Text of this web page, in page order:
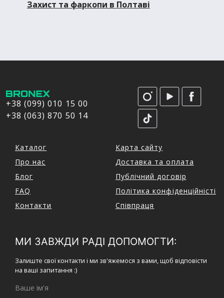
Захист та фаркопи в Полтаві
+38 (099) 010 15 00
+38 (063) 870 50 14
Каталог
Про нас
Блог
FAQ
Контакти
Карта сайту
Доставка та оплата
Публічний договір
Політика конфіденційністі
Співпраця
МИ ЗАВЖДИ РАДІ ДОПОМОГТИ:
Залиште свої контакти і ми зв'яжемося з вами, щоб відповісти
на ваші запитання :)
Ваше ім'я